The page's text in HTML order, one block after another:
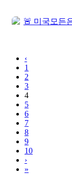
‹
1
2
3
4
5
6
7
8
9
10
›
»